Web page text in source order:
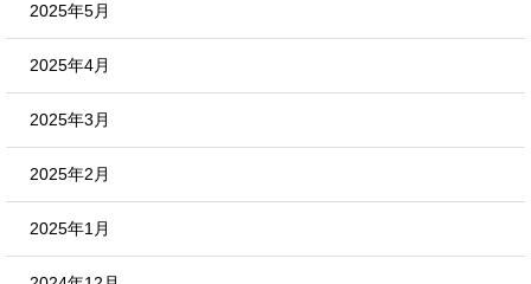
2025年5月
2025年4月
2025年3月
2025年2月
2025年1月